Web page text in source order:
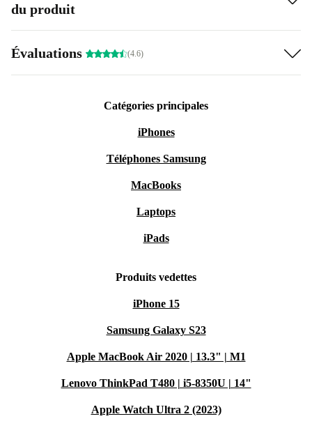
du produit
Évaluations (4.6)
Catégories principales
iPhones
Téléphones Samsung
MacBooks
Laptops
iPads
Produits vedettes
iPhone 15
Samsung Galaxy S23
Apple MacBook Air 2020 | 13.3" | M1
Lenovo ThinkPad T480 | i5-8350U | 14"
Apple Watch Ultra 2 (2023)